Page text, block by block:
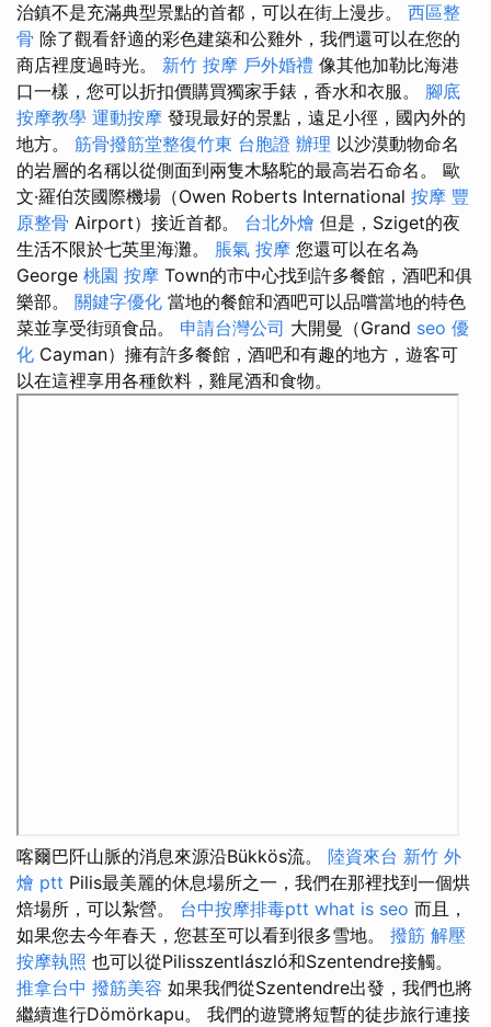
治鎮不是充滿典型景點的首都，可以在街上漫步。 西區整
骨 除了觀看舒適的彩色建築和公雞外，我們還可以在您的
商店裡度過時光。 新竹 按摩 戶外婚禮 像其他加勒比海港
口一樣，您可以折扣價購買獨家手錶，香水和衣服。 腳底
按摩教學 運動按摩 發現最好的景點，遠足小徑，國內外的
地方。 筋骨撥筋堂整復竹東 台胞證 辦理 以沙漠動物命名
的岩層的名稱以從側面到兩隻木駱駝的最高岩石命名。 歐
文·羅伯茨國際機場（Owen Roberts International 按摩 豐
原整骨 Airport）接近首都。 台北外燴 但是，Sziget的夜
生活不限於七英里海灘。 脹氣 按摩 您還可以在名為
George 桃園 按摩 Town的市中心找到許多餐館，酒吧和俱
樂部。 關鍵字優化 當地的餐館和酒吧可以品嚐當地的特色
菜並享受街頭食品。 申請台灣公司 大開曼（Grand seo 優
化 Cayman）擁有許多餐館，酒吧和有趣的地方，遊客可
以在這裡享用各種飲料，雞尾酒和食物。
喀爾巴阡山脈的消息來源沿Bükkös流。 陸資來台 新竹 外
燴 ptt Pilis最美麗的休息場所之一，我們在那裡找到一個烘
焙場所，可以紮營。 台中按摩排毒ptt what is seo 而且，
如果您去今年春天，您甚至可以看到很多雪地。 撥筋 解壓
按摩執照 也可以從Pilisszentlászló和Szentendre接觸。
推拿台中 撥筋美容 如果我們從Szentendre出發，我們也將
繼續進行Dömörkapu。 我們的遊覽將短暫的徒步旅行連接